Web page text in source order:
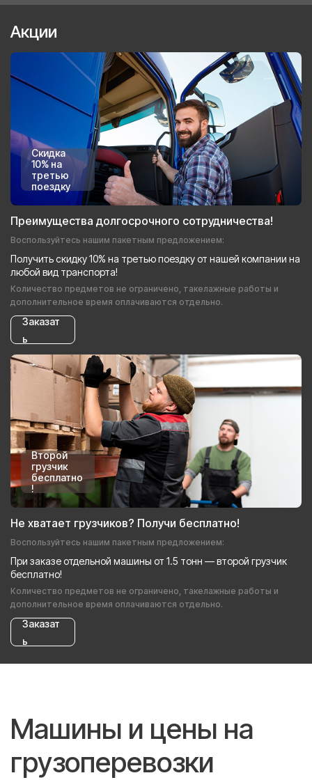
Акции
Скидка
10% на
третью
поездку
Преимущества долгосрочного сотрудничества!
Воспользуйтесь нашим пакетным предложением:
Получить скидку 10% на третью поездку от нашей компании на
любой вид транспорта!
Количество предметов не ограничено, такелажные работы и
дополнительное время оплачиваются отдельно.
Заказат
ь
Второй
грузчик
бесплатно
!
Не хватает грузчиков? Получи бесплатно!
Воспользуйтесь нашим пакетным предложением:
При заказе отдельной машины от 1.5 тонн — второй грузчик
бесплатно!
Количество предметов не ограничено, такелажные работы и
дополнительное время оплачиваются отдельно.
Заказат
ь
Машины и цены на
грузоперевозки